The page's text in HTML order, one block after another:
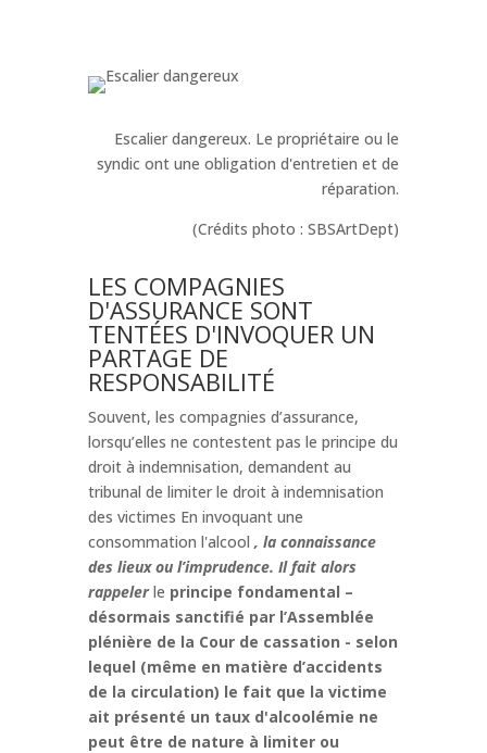
Escalier dangereux. Le propriétaire ou le
syndic ont une obligation d'entretien et de
réparation.
(Crédits photo : SBSArtDept)
LES COMPAGNIES
D'ASSURANCE SONT
TENTÉES D'INVOQUER UN
PARTAGE DE
RESPONSABILITÉ
Souvent, les compagnies d’assurance,
lorsqu’elles ne contestent pas le principe du
droit à indemnisation, demandent au
tribunal de limiter le droit à indemnisation
des victimes En invoquant une
consommation l'alcool , la connaissance
des lieux ou l’imprudence. Il fait alors
rappelerle principe fondamental –
désormais sanctifié par l’Assemblée
plénière de la Cour de cassation - selon
lequel (même en matière d’accidents
de la circulation) le fait que la victime
ait présenté un taux d'alcoolémie ne
peut être de nature à limiter ou